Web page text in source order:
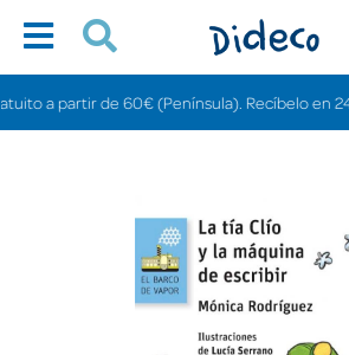
a partir de 60€ (Península). Recíbelo en 24/48